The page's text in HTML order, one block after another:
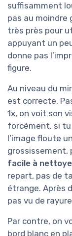
suffisamment
pas au moindre
très près pour
appuyant un
donne pas
figure.
Au niveau du
est correcte.
1x, on voit son
forcément, si tu
l’image floute
grossissement,
facile à
repart, pas de
étrange. Après
pas vu de
Par contre, on
bord blanc en